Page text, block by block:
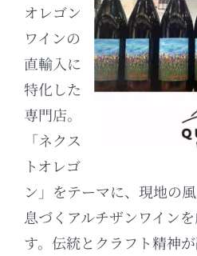
オレゴン
ワインの
直輸入に
特化した
専門店。
「ネクス
トオレゴ
ン」をテーマに、現地の
息づくアルチザンワイン
す。 伝統とクラフト精神